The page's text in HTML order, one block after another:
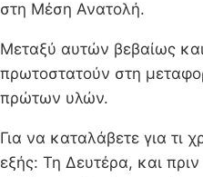
στη Μέση Ανατολή.
Μεταξύ αυτών βεβαίως
πρωτοστατούν στη
πρώτων υλών.
Για να καταλάβετε για τι
εξής: Τη Δευτέρα, και